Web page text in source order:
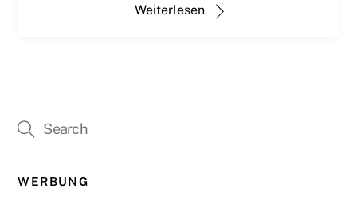
Weiterlesen
WERBUNG